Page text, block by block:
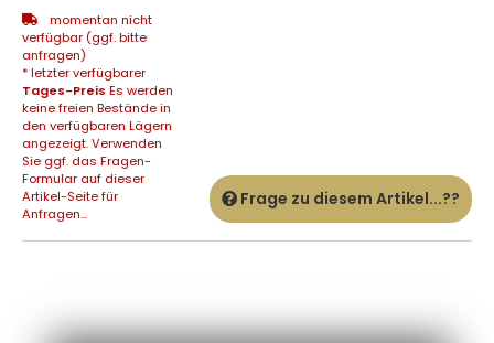
momentan nicht
verfügbar (ggf. bitte
anfragen)
* letzter verfügbarer
Tages-Preis Es werden
keine freien Bestände in
den verfügbaren Lägern
angezeigt. Verwenden
Sie ggf. das Fragen-
Formular auf dieser
Artikel-Seite für
Anfragen...
Frage zu diesem Artikel...??